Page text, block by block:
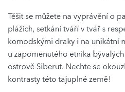
Těšit se můžete na vyprávění o
plážích, setkání tváří v tvář s
komodskými draky i na unikátní
u zapomenutého etnika
ostrově Siberut. Nechte se
kontrasty této tajuplné země!